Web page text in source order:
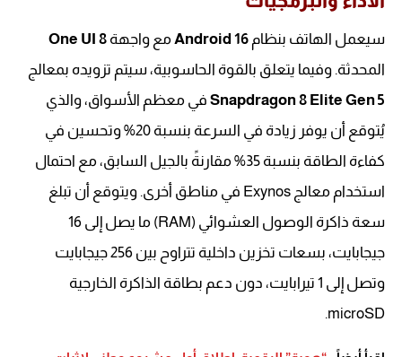
سيعمل الهاتف بنظام Android 16مع واجهة One UI 8
المحدثة. وفيما يتعلق بالقوة الحاسوبية، سيتم تزويده بمعالج
Snapdragon 8 Elite Gen 5في معظم الأسواق، والذي
يُتوقع أن يوفر زيادة في السرعة بنسبة 20% وتحسين في
كفاءة الطاقة بنسبة 35% مقارنةً بالجيل السابق، مع احتمال
استخدام معالج Exynos في مناطق أخرى. ويتوقع أن تبلغ
سعة ذاكرة الوصول العشوائي (RAM) ما يصل إلى 16
جيجابايت، بسعات تخزين داخلية تتراوح بين 256 جيجابايت
وتصل إلى 1 تيرابايت، دون دعم بطاقة الذاكرة الخارجية
microSD.